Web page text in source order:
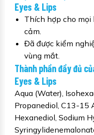
Eyes & Lips
Thích hợp cho mọi
cảm.
Đã được kiểm
vùng mắt.
Thành phần đầy đủ
Eyes & Lips
Aqua (Water),
Propanediol, C13-15
Hexanediol, Sodium